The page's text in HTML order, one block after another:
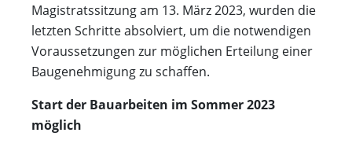
Magistratssitzung am 13. März 2023, wurden die
letzten Schritte absolviert, um die notwendigen
Voraussetzungen zur möglichen Erteilung einer
Baugenehmigung zu schaffen.
Start der Bauarbeiten im Sommer 2023
möglich